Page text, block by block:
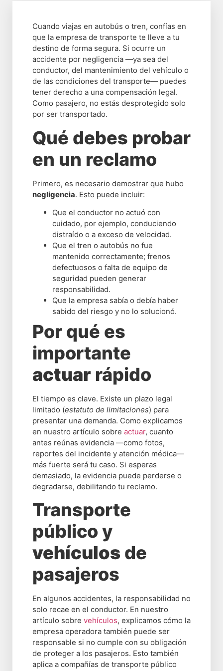
Cuando viajas en autobús o tren, confías en
que la empresa de transporte te lleve a tu
destino de forma segura. Si ocurre un
accidente por negligencia —ya sea del
conductor, del mantenimiento del vehículo o
de las condiciones del transporte— puedes
tener derecho a una compensación legal.
Como pasajero, no estás desprotegido solo
por ser transportado.
Qué debes probar
en un reclamo
Primero, es necesario demostrar que hubo
negligencia. Esto puede incluir:
Que el conductor no actuó con
cuidado, por ejemplo, conduciendo
distraído o a exceso de velocidad.
Que el tren o autobús no fue
mantenido correctamente; frenos
defectuosos o falta de equipo de
seguridad pueden generar
responsabilidad.
Que la empresa sabía o debía haber
sabido del riesgo y no lo solucionó.
Por qué es
importante
actuar rápido
El tiempo es clave. Existe un plazo legal
limitado (estatuto de limitaciones) para
presentar una demanda. Como explicamos
en nuestro artículo sobre actuar, cuanto
antes reúnas evidencia —como fotos,
reportes del incidente y atención médica—
más fuerte será tu caso. Si esperas
demasiado, la evidencia puede perderse o
degradarse, debilitando tu reclamo.
Transporte
público y
vehículos de
pasajeros
En algunos accidentes, la responsabilidad no
solo recae en el conductor. En nuestro
artículo sobre vehículos, explicamos cómo la
empresa operadora también puede ser
responsable si no cumple con su obligación
de proteger a los pasajeros. Esto también
aplica a compañías de transporte público